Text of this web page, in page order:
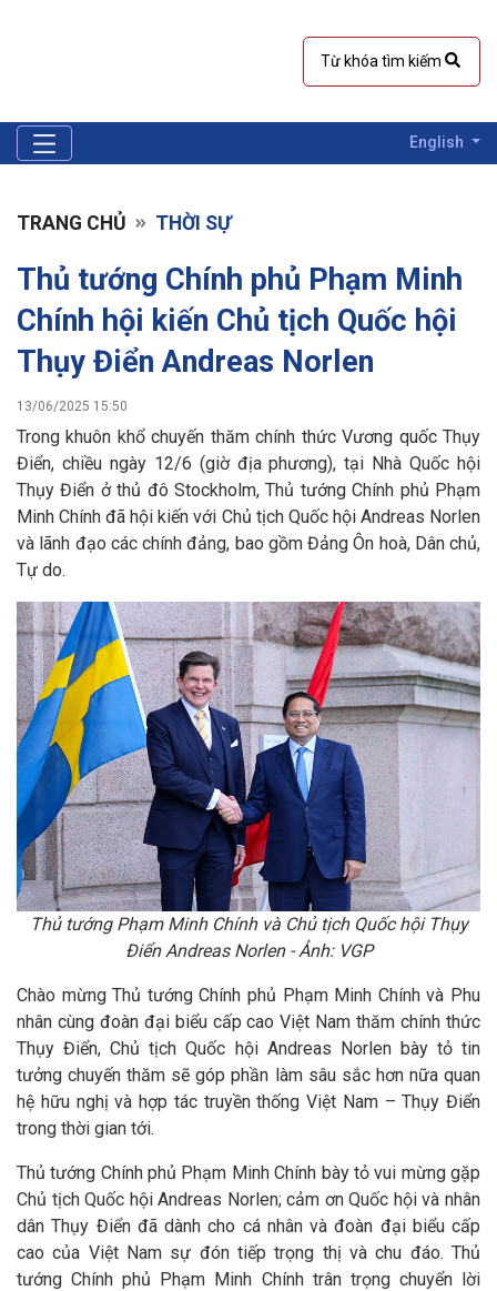
English
TRANG CHỦ THỜI SỰ
Thủ tướng Chính phủ Phạm Minh
Chính hội kiến Chủ tịch Quốc hội
Thụy Điển Andreas Norlen
13/06/2025 15:50
Trong khuôn khổ chuyến thăm chính thức Vương quốc Thụy
Điển, chiều ngày 12/6 (giờ địa phương), tại Nhà Quốc hội
Thụy Điển ở thủ đô Stockholm, Thủ tướng Chính phủ Phạm
Minh Chính đã hội kiến với Chủ tịch Quốc hội Andreas Norlen
và lãnh đạo các chính đảng, bao gồm Đảng Ôn hoà, Dân chủ,
Tự do.
Thủ tướng Phạm Minh Chính và Chủ tịch Quốc hội Thụy
Điển Andreas Norlen - Ảnh: VGP
Chào mừng Thủ tướng Chính phủ Phạm Minh Chính và Phu
nhân cùng đoàn đại biểu cấp cao Việt Nam thăm chính thức
Thụy Điển, Chủ tịch Quốc hội Andreas Norlen bày tỏ tin
tưởng chuyến thăm sẽ góp phần làm sâu sắc hơn nữa quan
hệ hữu nghị và hợp tác truyền thống Việt Nam – Thụy Điển
trong thời gian tới.
Thủ tướng Chính phủ Phạm Minh Chính bày tỏ vui mừng gặp
Chủ tịch Quốc hội Andreas Norlen; cảm ơn Quốc hội và nhân
dân Thụy Điển đã dành cho cá nhân và đoàn đại biểu cấp
cao của Việt Nam sự đón tiếp trọng thị và chu đáo. Thủ
tướng Chính phủ Phạm Minh Chính trân trọng chuyển lời